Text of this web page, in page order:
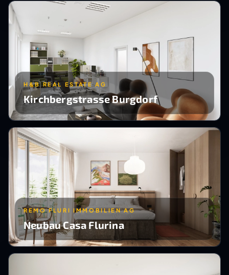
H&B REAL ESTATE AG
Kirchbergstrasse Burgdorf
REMO FLURI IMMOBILIEN AG
Neubau Casa Flurina